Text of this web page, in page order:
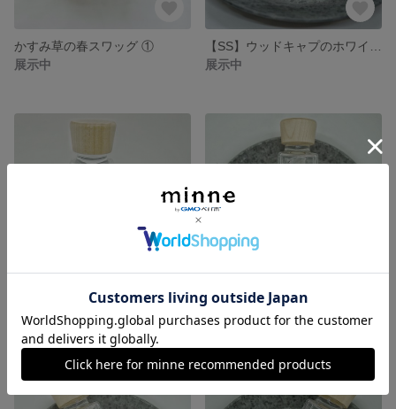
かすみ草の春スワッグ ①
展示中
展示中
【S】ウッドキャプのホワイトハーバリウム
展示中
展示中